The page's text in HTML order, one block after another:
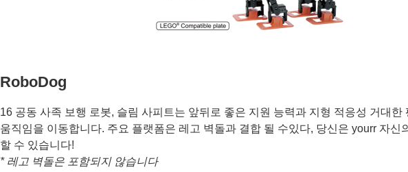
RoboDog
16 공동 사족 보행 로봇, 슬림 사피트는 앞뒤로 좋은 지원 능력과 지형 적응성 거대한
움직임을 이동합니다. 주요 플랫폼은 레고 벽돌과 결합 될 수있다, 당신은 yourr 자신
할 수 있습니다!
* 레고 벽돌은 포함되지 않습니다